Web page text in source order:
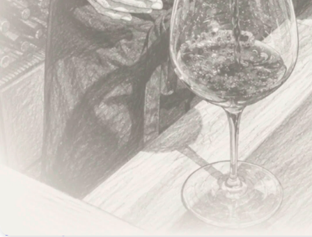
Copyright © 2026 Wine Service ApS, CVR 42797685. Alle
rettigheder forbeholdt.
Din indkøbskurv
Ingen vine i kurven